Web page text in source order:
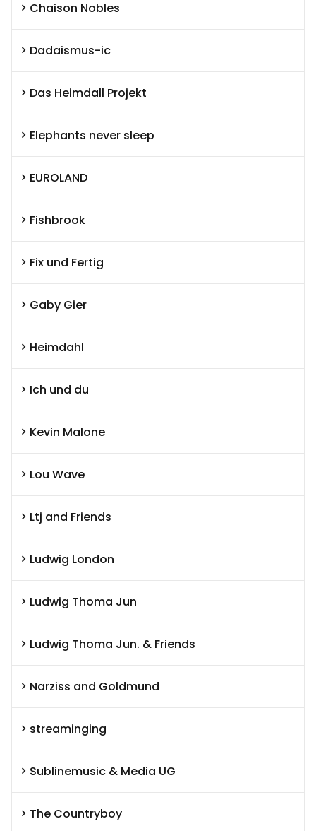
Chaison Nobles
Dadaismus-ic
Das Heimdall Projekt
Elephants never sleep
EUROLAND
Fishbrook
Fix und Fertig
Gaby Gier
Heimdahl
Ich und du
Kevin Malone
Lou Wave
Ltj and Friends
Ludwig London
Ludwig Thoma Jun
Ludwig Thoma Jun. & Friends
Narziss and Goldmund
streaminging
Sublinemusic & Media UG
The Countryboy